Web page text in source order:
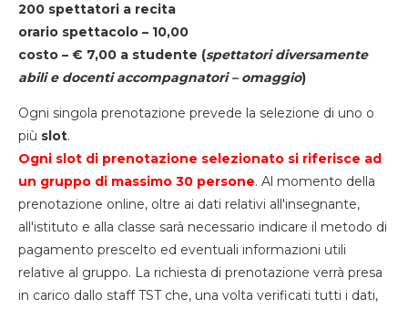
200 spettatori a recita
orario spettacolo – 10,00
costo – € 7,00 a studente (spettatori diversamente
abili e docenti accompagnatori – omaggio)
Ogni singola prenotazione prevede la selezione di uno o
più slot.
Ogni slot di prenotazione selezionato si riferisce ad
un gruppo di massimo 30 persone. Al momento della
prenotazione online, oltre ai dati relativi all'insegnante,
all'istituto e alla classe sarà necessario indicare il metodo di
pagamento prescelto ed eventuali informazioni utili
relative al gruppo. La richiesta di prenotazione verrà presa
in carico dallo staff TST che, una volta verificati tutti i dati,